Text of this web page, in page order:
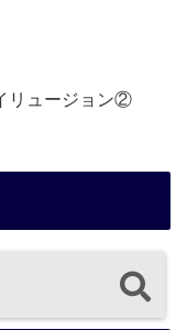
リュージョン②